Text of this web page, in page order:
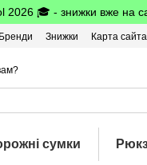
2026 🎓 - знижки вже на
Бренди Знижки Карта сайта
сумки